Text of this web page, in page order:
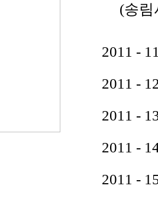
(송림
2011 -
2011 -
2011 -
2011 -
2011 -